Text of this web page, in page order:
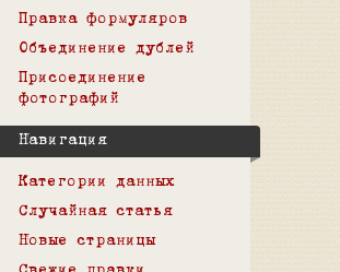
Правка формуляров
Объединение дублей
Присоединение
фотографий
Навигация
Категории данных
Случайная статья
Новые страницы